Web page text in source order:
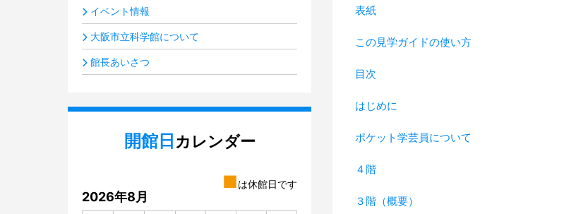
表紙
この見学ガイドの使い方
目次
はじめに
ポケット学芸員について
４階
３階（概要）
イベント情報
大阪市立科学館について
館長あいさつ
開館日 カレンダー
■は休館日です
2026年8月